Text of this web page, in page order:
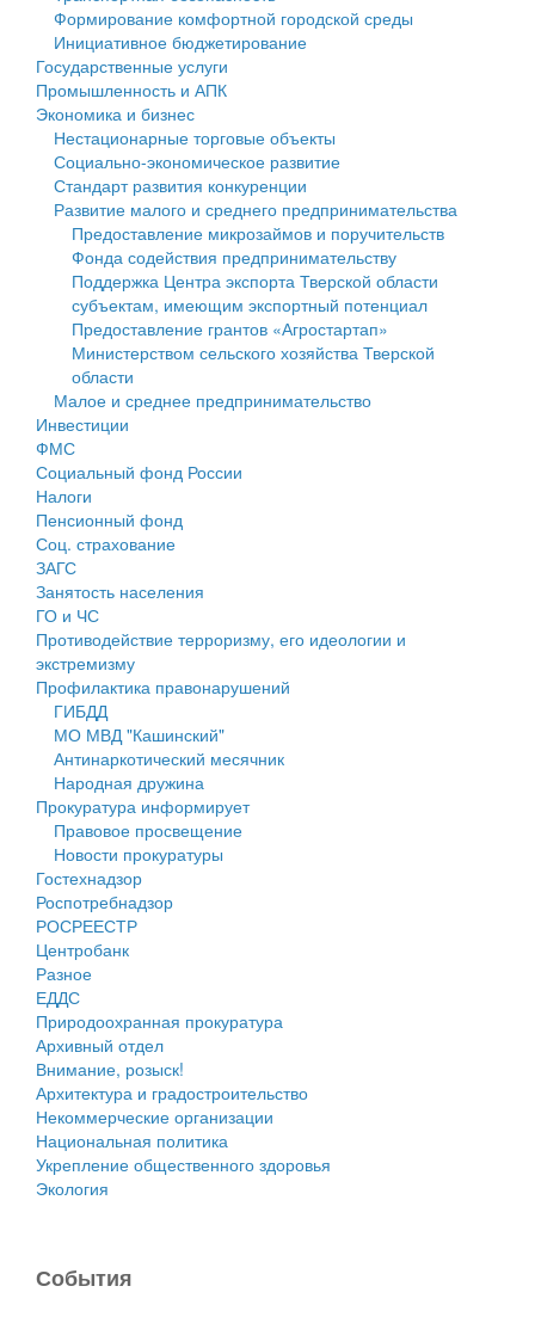
Государственные услуги
Промышленность и АПК
Экономика и бизнес
Символика
Устав
Гостям округа
Туризм
Культура
Образование
Здравоохранение
Социальная защита
Фотоальбом
муниципального округа Тверской области
Администрация Кашинского муниципального округа
Тверской области
Управление сельскими территориями
Открытые данные
Работа с обращениями граждан
Муниципальный контроль
Муниципальные услуги
Проекты административных регламентов
Антимонопольный комплаенс
Противодействие коррупции
Финансовое управление
Бюджет для граждан
Имущество
Выявление правообладателей ранее учтенных
объектов недвижимости
Имущественная поддержка субъектов малого и
среднего предпринимательства
Информационная поддержка субъектов малого и
среднего предпринимательства
Муниципальные программы
Контрольно-счетная палата
Персональные данные
Оценка регулирующего воздействия
Деятельность МУ
Нормативы градостроительного проектирования
Правила землепользования и застройки
Генеральные планы
Проекты планировки территории
Собрание депутатов
Городское поселение
Сельские поселения
Формирование комфортной городской среды
Инициативное бюджетирование
Государственные услуги
Промышленность и АПК
Экономика и бизнес
Нестационарные торговые объекты
Социально-экономическое развитие
Стандарт развития конкуренции
Развитие малого и среднего предпринимательства
Предоставление микрозаймов и поручительств
Фонда содействия предпринимательству
Поддержка Центра экспорта Тверской области
субъектам, имеющим экспортный потенциал
Предоставление грантов «Агростартап»
Министерством сельского хозяйства Тверской
области
Малое и среднее предпринимательство
Инвестиции
ФМС
Социальный фонд России
Налоги
Пенсионный фонд
Соц. страхование
ЗАГС
Занятость населения
ГО и ЧС
Противодействие терроризму, его идеологии и
экстремизму
Профилактика правонарушений
ГИБДД
МО МВД "Кашинский"
Антинаркотический месячник
Народная дружина
Прокуратура информирует
Правовое просвещение
Новости прокуратуры
Гостехнадзор
Роспотребнадзор
РОСРЕЕСТР
Центробанк
Разное
ЕДДС
Природоохранная прокуратура
Архивный отдел
Внимание, розыск!
Архитектура и градостроительство
Некоммерческие организации
Национальная политика
Укрепление общественного здоровья
Экология
События